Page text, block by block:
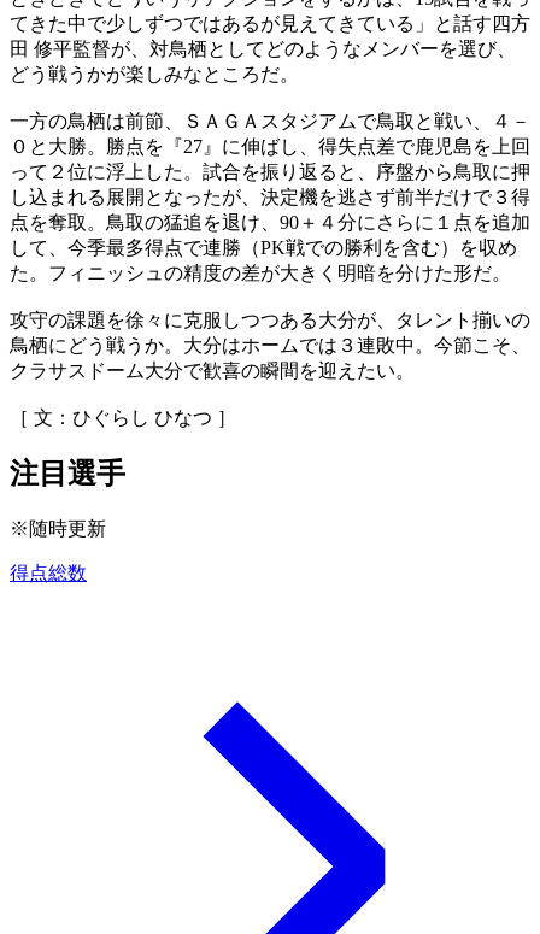
てきた中で少しずつではあるが見えてきている」と話す四方
田 修平監督が、対鳥栖としてどのようなメンバーを選び、
どう戦うかが楽しみなところだ。
一方の鳥栖は前節、ＳＡＧＡスタジアムで鳥取と戦い、４－
０と大勝。勝点を『27』に伸ばし、得失点差で鹿児島を上回
って２位に浮上した。試合を振り返ると、序盤から鳥取に押
し込まれる展開となったが、決定機を逃さず前半だけで３得
点を奪取。鳥取の猛追を退け、90＋４分にさらに１点を追加
して、今季最多得点で連勝（PK戦での勝利を含む）を収め
た。フィニッシュの精度の差が大きく明暗を分けた形だ。
攻守の課題を徐々に克服しつつある大分が、タレント揃いの
鳥栖にどう戦うか。大分はホームでは３連敗中。今節こそ、
クラサスドーム大分で歓喜の瞬間を迎えたい。
［ 文：ひぐらし ひなつ ］
注目選手
※随時更新
得点総数